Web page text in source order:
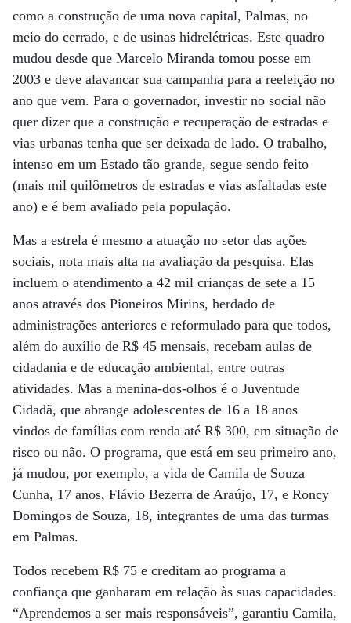
como a construção de uma nova capital, Palmas, no
meio do cerrado, e de usinas hidrelétricas. Este quadro
mudou desde que Marcelo Miranda tomou posse em
2003 e deve alavancar sua campanha para a reeleição no
ano que vem. Para o governador, investir no social não
quer dizer que a construção e recuperação de estradas e
vias urbanas tenha que ser deixada de lado. O trabalho,
intenso em um Estado tão grande, segue sendo feito
(mais mil quilômetros de estradas e vias asfaltadas este
ano) e é bem avaliado pela população.
Mas a estrela é mesmo a atuação no setor das ações
sociais, nota mais alta na avaliação da pesquisa. Elas
incluem o atendimento a 42 mil crianças de sete a 15
anos através dos Pioneiros Mirins, herdado de
administrações anteriores e reformulado para que todos,
além do auxílio de R$ 45 mensais, recebam aulas de
cidadania e de educação ambiental, entre outras
atividades. Mas a menina-dos-olhos é o Juventude
Cidadã, que abrange adolescentes de 16 a 18 anos
vindos de famílias com renda até R$ 300, em situação de
risco ou não. O programa, que está em seu primeiro ano,
já mudou, por exemplo, a vida de Camila de Souza
Cunha, 17 anos, Flávio Bezerra de Araújo, 17, e Roncy
Domingos de Souza, 18, integrantes de uma das turmas
em Palmas.
Todos recebem R$ 75 e creditam ao programa a
confiança que ganharam em relação às suas capacidades.
“Aprendemos a ser mais responsáveis”, garantiu Camila,